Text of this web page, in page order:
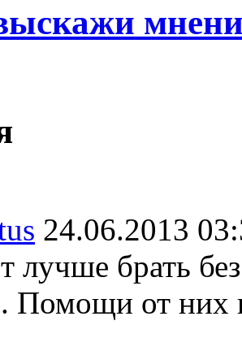
24.06.2013
лучше брать
Помощи от них